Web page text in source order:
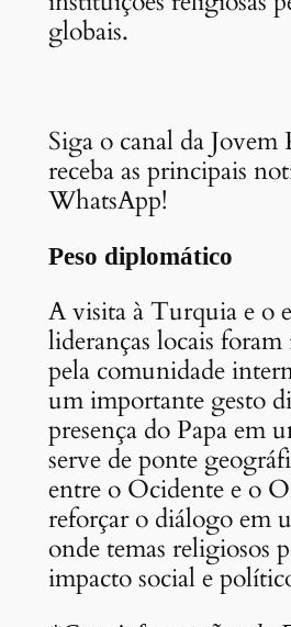
globais.
Siga o canal da Jovem
receba as principais
WhatsApp!
Peso diplomático
A visita à Turquia e o
lideranças locais
pela comunidade
um importante gesto
presença do Papa em
serve de ponte
entre o Ocidente e o
reforçar o diálogo em
onde temas religiosos
impacto social e